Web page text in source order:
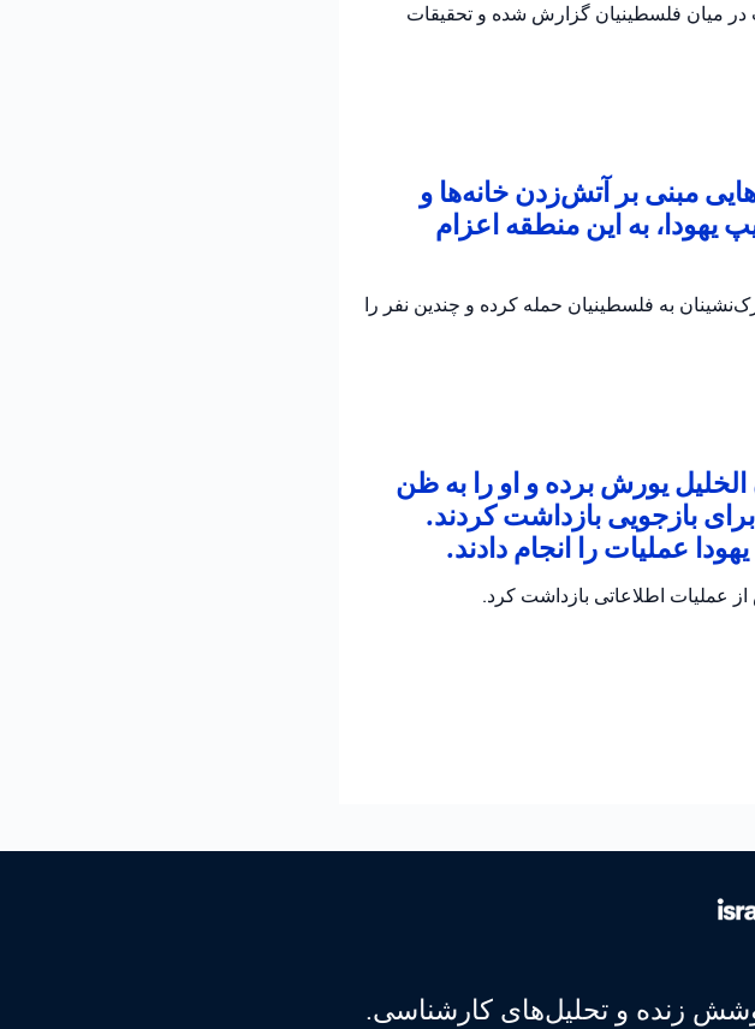
در میان فلسطینیان گزارش شده و تحقیقات
مبنی بر آتش‌زدن خانه‌ها و
یهودا، به این منطقه اعزام
به فلسطینیان حمله کرده و چندین نفر را
الخلیل یورش برده و او را به ظن
بازجویی بازداشت کردند.
عملیات را انجام دادند.
عملیات اطلاعاتی بازداشت کرد.
پوشش زنده و تحلیل‌های کارشناسی.